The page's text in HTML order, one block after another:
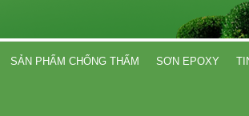
SẢN PHẨM CHỐNG THẤM SƠN EPOXY